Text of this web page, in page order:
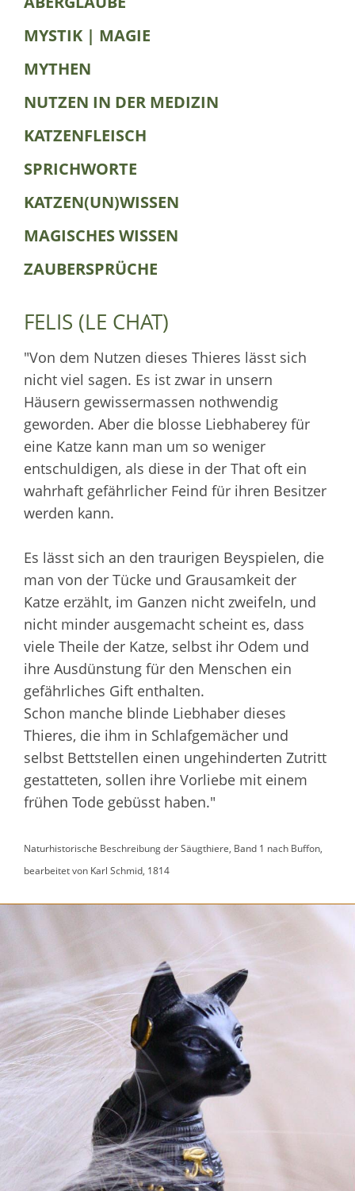
MYSTIK | MAGIE
MYTHEN
NUTZEN IN DER MEDIZIN
KATZENFLEISCH
SPRICHWORTE
KATZEN(UN)WISSEN
MAGISCHES WISSEN
ZAUBERSPRÜCHE
FELIS (LE CHAT)
"Von dem Nutzen dieses Thieres lässt sich
nicht viel sagen. Es ist zwar in unsern
Häusern gewissermassen nothwendig
geworden. Aber die blosse Liebhaberey für
eine Katze kann man um so weniger
entschuldigen, als diese in der That oft ein
wahrhaft gefährlicher Feind für ihren Besitzer
werden kann.
Es lässt sich an den traurigen Beyspielen, die
man von der Tücke und Grausamkeit der
Katze erzählt, im Ganzen nicht zweifeln, und
nicht minder ausgemacht scheint es, dass
viele Theile der Katze, selbst ihr Odem und
ihre Ausdünstung für den Menschen ein
gefährliches Gift enthalten.
Schon manche blinde Liebhaber dieses
Thieres, die ihm in Schlafgemächer und
selbst Bettstellen einen ungehinderten Zutritt
gestatteten, sollen ihre Vorliebe mit einem
frühen Tode gebüsst haben."
Naturhistorische Beschreibung der Säugthiere, Band 1 nach Buffon,
bearbeitet von Karl Schmid, 1814